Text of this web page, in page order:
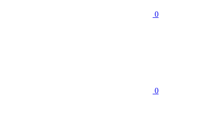
0
0